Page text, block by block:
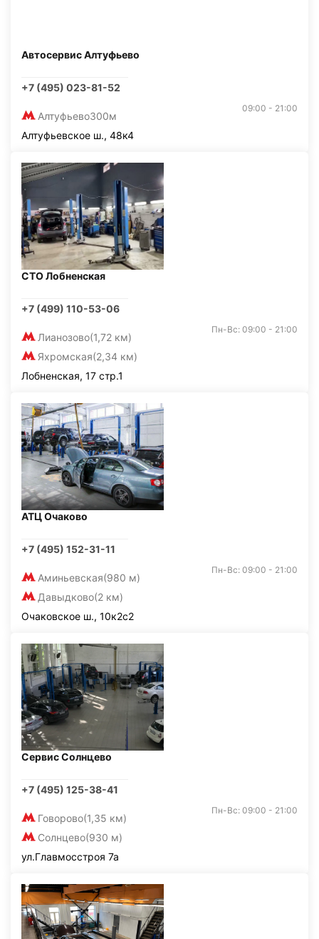
Автосервис Алтуфьево
+7 (495) 023-81-52
Алтуфьево300м
09:00 - 21:00
Алтуфьевское ш., 48к4
СТО Лобненская
+7 (499) 110-53-06
Лианозово(1,72 км)
Яхромская(2,34 км)
Пн-Вс: 09:00 - 21:00
Лобненская, 17 стр.1
АТЦ Очаково
+7 (495) 152-31-11
Аминьевская(980 м)
Давыдково(2 км)
Пн-Вс: 09:00 - 21:00
Очаковское ш., 10к2с2
Сервис Солнцево
+7 (495) 125-38-41
Говорово(1,35 км)
Солнцево(930 м)
Пн-Вс: 09:00 - 21:00
ул.Главмосстроя 7а